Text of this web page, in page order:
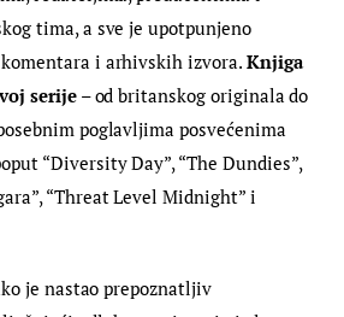
tima, a sve je upotpunjeno
i arhivskih izvora. Knjiga
serije – od britanskog originala do
poglavljima posvećenima
“Diversity Day”, “The Dundies”,
“Threat Level Midnight” i
je nastao prepoznatljiv